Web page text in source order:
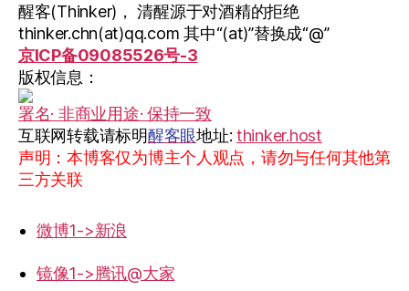
醒客(Thinker)， 清醒源于对酒精的拒绝
thinker.chn(at)qq.com 其中“(at)”替换成“@”
京ICP备09085526号-3
版权信息：
署名· 非商业用途· 保持一致
互联网转载请标明醒客眼地址: thinker.host
声明：本博客仅为博主个人观点，请勿与任何其他第
三方关联
微博1->新浪
镜像1->腾讯@大家